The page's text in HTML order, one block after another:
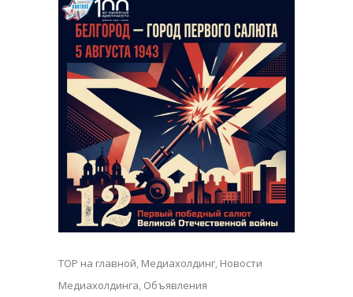
TOP на главной, Медиахолдинг, Новости
Медиахолдинга, Объявления